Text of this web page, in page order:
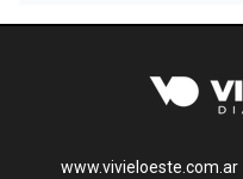
www.vivieloeste.com.ar